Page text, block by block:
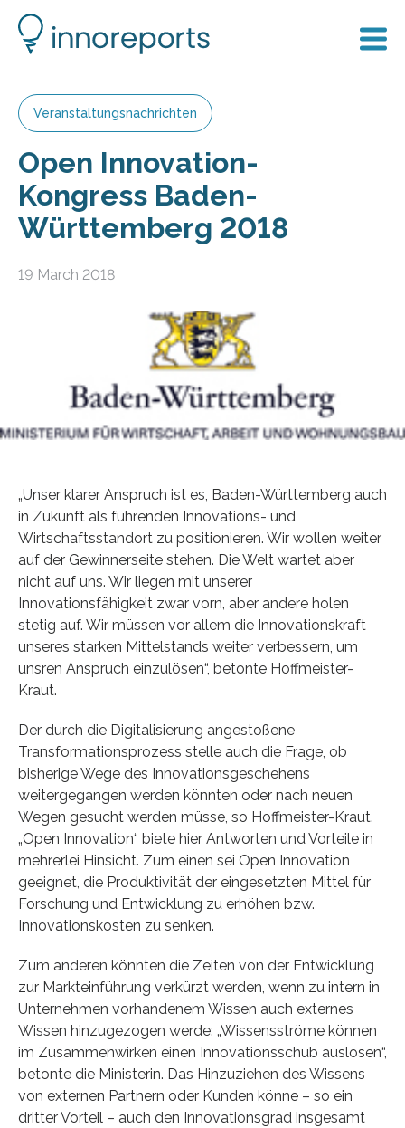
Veranstaltungsnachrichten
Open Innovation-
Kongress Baden-
Württemberg 2018
19 March 2018
„Unser klarer Anspruch ist es, Baden-Württemberg auch
in Zukunft als führenden Innovations- und
Wirtschaftsstandort zu positionieren. Wir wollen weiter
auf der Gewinnerseite stehen. Die Welt wartet aber
nicht auf uns. Wir liegen mit unserer
Innovationsfähigkeit zwar vorn, aber andere holen
stetig auf. Wir müssen vor allem die Innovationskraft
unseres starken Mittelstands weiter verbessern, um
unsren Anspruch einzulösen“, betonte Hoffmeister-
Kraut.
Der durch die Digitalisierung angestoßene
Transformationsprozess stelle auch die Frage, ob
bisherige Wege des Innovationsgeschehens
weitergegangen werden könnten oder nach neuen
Wegen gesucht werden müsse, so Hoffmeister-Kraut.
„Open Innovation“ biete hier Antworten und Vorteile in
mehrerlei Hinsicht. Zum einen sei Open Innovation
geeignet, die Produktivität der eingesetzten Mittel für
Forschung und Entwicklung zu erhöhen bzw.
Innovationskosten zu senken.
Zum anderen könnten die Zeiten von der Entwicklung
zur Markteinführung verkürzt werden, wenn zu intern in
Unternehmen vorhandenem Wissen auch externes
Wissen hinzugezogen werde: „Wissensströme können
im Zusammenwirken einen Innovationsschub auslösen“,
betonte die Ministerin. Das Hinzuziehen des Wissens
von externen Partnern oder Kunden könne – so ein
dritter Vorteil – auch den Innovationsgrad insgesamt